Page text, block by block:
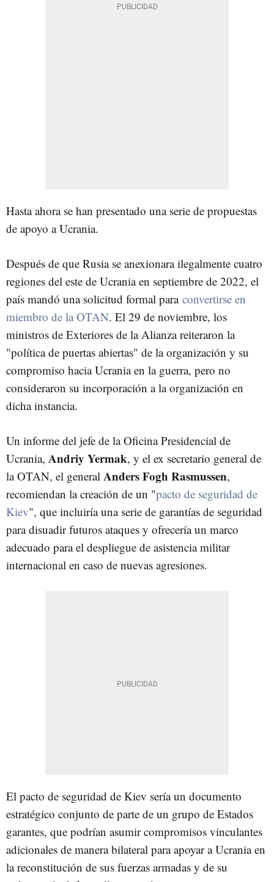
Hasta ahora se han presentado una serie de propuestas
de apoyo a Ucrania.
Después de que Rusia se anexionara ilegalmente cuatro
regiones del este de Ucrania en septiembre de 2022, el
país mandó una solicitud formal para convertirse en
miembro de la OTAN. El 29 de noviembre, los
ministros de Exteriores de la Alianza reiteraron la
"política de puertas abiertas" de la organización y su
compromiso hacia Ucrania en la guerra, pero no
consideraron su incorporación a la organización en
dicha instancia.
Un informe del jefe de la Oficina Presidencial de
Ucrania, Andriy Yermak, y el ex secretario general de
la OTAN, el general Anders Fogh Rasmussen,
recomiendan la creación de un "pacto de seguridad de
Kiev", que incluiría una serie de garantías de seguridad
para disuadir futuros ataques y ofrecería un marco
adecuado para el despliegue de asistencia militar
internacional en caso de nuevas agresiones.
El pacto de seguridad de Kiev sería un documento
estratégico conjunto de parte de un grupo de Estados
garantes, que podrían asumir compromisos vinculantes
adicionales de manera bilateral para apoyar a Ucrania en
la reconstitución de sus fuerzas armadas y de su